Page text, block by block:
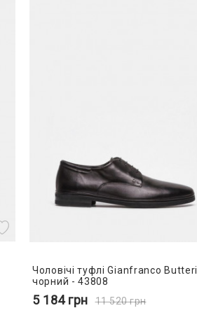
Чоловічі туфлі Gianfranco Butteri
чорний - 43808
5 184грн 11 520грн